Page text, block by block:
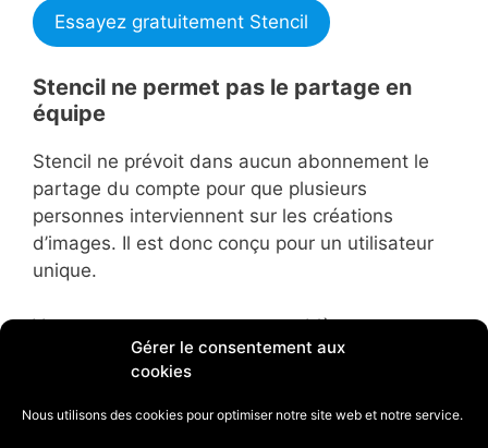
Gérer le consentement aux
cookies
Nous utilisons des cookies pour optimiser notre site web et notre service.
Essayez gratuitement Stencil
Stencil ne permet pas le partage en
équipe
Stencil ne prévoit dans aucun abonnement le
partage du compte pour que plusieurs
personnes interviennent sur les créations
d’images. Il est donc conçu pour un utilisateur
unique.
Vous pouvez contourner ce problème en
partageant une connexion avec un assistant.
Cependant, il n’y a pas de réelle possibilité de
partage entre les coéquipiers ou entre plusieurs